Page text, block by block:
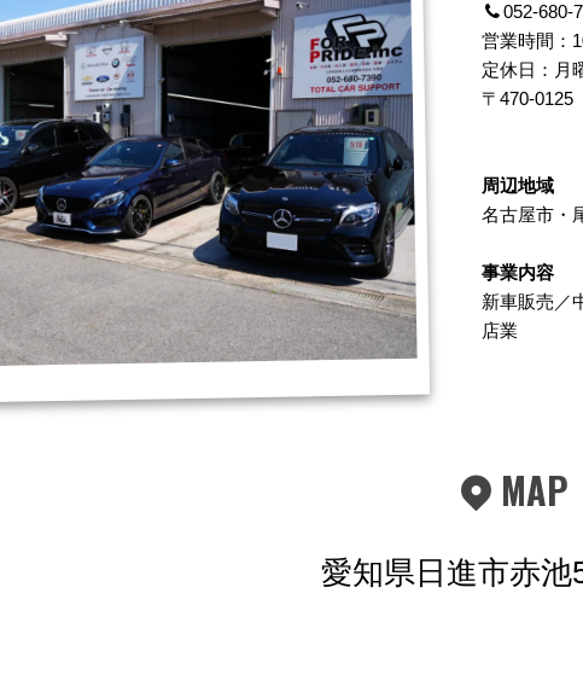
052-680-
営業時間：
定休日：月
〒470-0125
周辺地域
名古屋市・
事業内容
新車販売／
店業
MAP
愛知県日進市赤池